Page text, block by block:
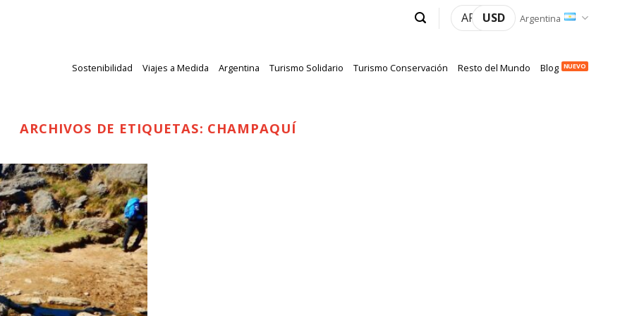
ARS USD Argentina
Sostenibilidad Viajes a Medida Argentina Turismo Solidario Turismo Conservación Resto del Mundo Blog
ARCHIVOS DE ETIQUETAS: CHAMPAQUÍ